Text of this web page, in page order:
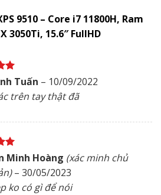
9510 – Core i7 11800H, Ram
3050Ti, 15.6″ FullHD
Tuấn – 10/09/2022
trên tay thật đã
Minh Hoàng (xác minh chủ
– 30/05/2023
ko có gì để nói